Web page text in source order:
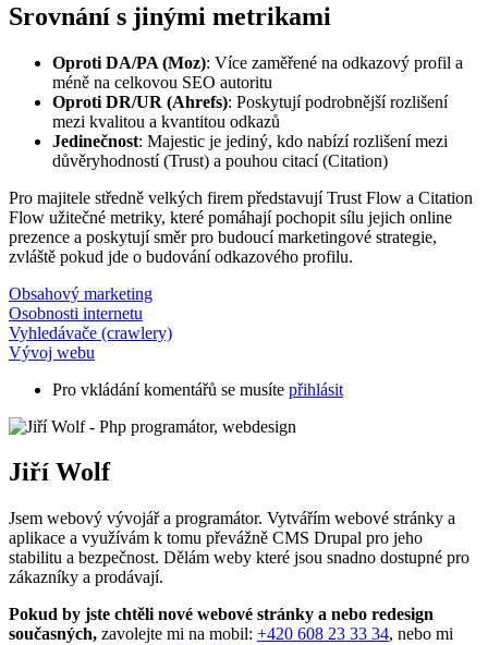
Srovnání s jinými metrikami
Oproti DA/PA (Moz): Více zaměřené na odkazový profil a
méně na celkovou SEO autoritu
Oproti DR/UR (Ahrefs): Poskytují podrobnější rozlišení
mezi kvalitou a kvantitou odkazů
Jedinečnost: Majestic je jediný, kdo nabízí rozlišení mezi
důvěryhodností (Trust) a pouhou citací (Citation)
Pro majitele středně velkých firem představují Trust Flow a Citation
Flow užitečné metriky, které pomáhají pochopit sílu jejich online
prezence a poskytují směr pro budoucí marketingové strategie,
zvláště pokud jde o budování odkazového profilu.
Obsahový marketing
Osobnosti internetu
Vyhledávače (crawlery)
Vývoj webu
Pro vkládání komentářů se musíte přihlásit
Jiří Wolf
Jsem webový vývojář a programátor. Vytvářím webové stránky a
aplikace a využívám k tomu převážně CMS Drupal pro jeho
stabilitu a bezpečnost. Dělám weby které jsou snadno dostupné pro
zákazníky a prodávají.
Pokud by jste chtěli nové webové stránky a nebo redesign
současných, zavolejte mi na mobil: +420 608 23 33 34, nebo mi